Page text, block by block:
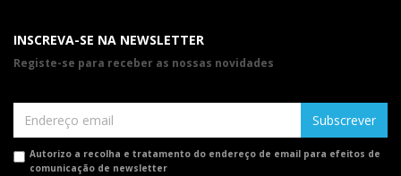
INSCREVA-SE NA NEWSLETTER
Registe-se para receber as nossas novidades
Subscrever
Autorizo a recolha e tratamento do endereço de email para efeitos de
comunicação de newsletter